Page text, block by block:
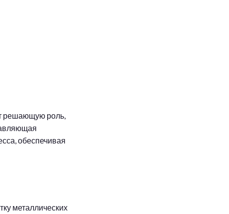
решающую роль,
обеспечивая
металлических